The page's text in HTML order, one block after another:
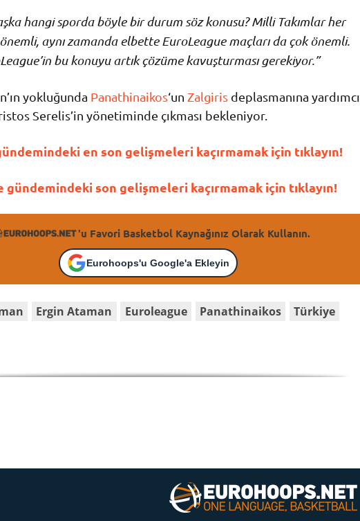
hangi sporda böyle bir durum söz konusu? Milli Takımlar her
aynı zamanda elbette EuroLeague maçları da çok önemli.
bu konuyu artık çözüme kavuşturması gerekiyor.”
yokluğunda Panathinaikos‘un Zalgiris deplasmanına yardımcı
Serelis’in yönetiminde çıkması bekleniyor.
en son gelişmeleri kaçırmamak için tıklayın!
gündemindeki son gelişmeleri kaçırmamak için tıklayın!
'u Favori Basketbol Kaynağınız Olarak Kullanın.
Eurohoops'u Google'a Ekleyin
Ergin Ataman Euroleague Panathinaikos
Türkiye